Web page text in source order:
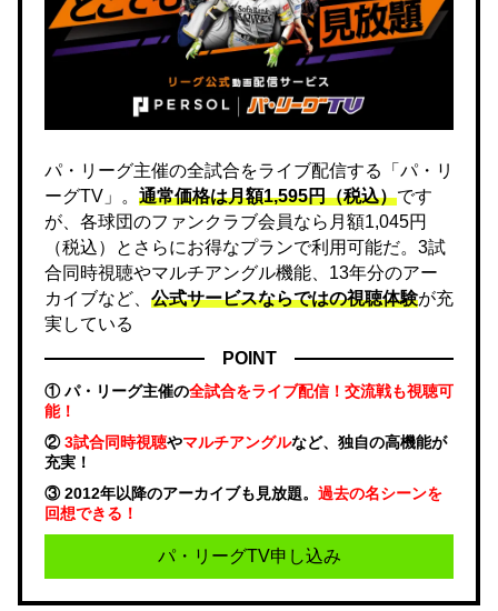
パ・リーグ主催の全試合をライブ配信する「パ・リ
ーグTV」。 通常価格は月額1,595円（税込）です
が、各球団のファンクラブ会員なら月額1,045円
（税込）とさらにお得なプランで利用可能だ。3試
合同時視聴やマルチアングル機能、13年分のアー
カイブなど、 公式サービスならではの視聴体験が充
実している
POINT
① パ・リーグ主催の全試合をライブ配信！交流戦も視聴可
能！
②3試合同時視聴やマルチアングルなど、独自の高機能が
充実！
③ 2012年以降のアーカイブも見放題。 過去の名シーンを
回想できる！
パ・リーグTV申し込み